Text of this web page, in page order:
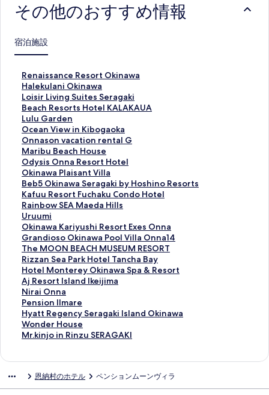
その他のおすすめ情報
宿泊施設
Renaissance Resort Okinawa
R
e
n
a
i
s
s
a
n
c
e
R
e
s
o
r
t
O
k
i
n
a
w
a
の
を
開
Halekulani Okinawa
H
a
l
e
k
u
l
a
n
i
O
k
i
n
a
w
a
の
ペ
ー
ジ
を
開
く
Loisir Living Suites Seragaki
L
o
i
s
i
r
L
i
v
i
n
g
S
u
i
t
e
s
S
e
r
a
g
の
ペ
Beach Resorts Hotel KALAKAUA
B
e
a
c
h
R
e
s
o
r
t
s
H
o
t
e
l
K
A
L
A
K
の
ペ
Lulu Garden
L
u
l
u
G
a
r
d
e
n
の
ペ
ー
ジ
を
開
く
リ
ン
ク
Ocean View in Kibogaoka
O
c
e
a
n
V
i
e
w
i
n
K
i
b
o
g
a
o
k
a
ジ
を
Onnason vacation rental G
O
n
n
a
s
o
n
v
a
c
a
t
i
o
n
r
e
n
t
の
ペ
Maribu Beach House
M
a
r
i
b
u
B
e
a
c
h
H
o
u
s
e
の
ペ
開
く
Odysis Onna Resort Hotel
O
d
y
s
i
s
O
n
n
a
R
e
s
o
r
t
H
の
Okinawa Plaisant Villa
O
k
i
n
a
w
a
P
l
a
i
s
a
n
t
V
の
Beb5 Okinawa Seragaki by Hoshino Resorts
B
e
b
5
O
k
i
n
a
w
a
S
e
r
a
b
Kafuu Resort Fuchaku Condo Hotel
K
a
f
u
u
R
e
s
o
r
t
F
u
c
C
Rainbow SEA Maeda Hills
R
a
i
n
b
o
w
S
E
A
M
a
e
l
Uruumi
U
r
u
u
m
i
の
ペ
ー
ジ
を
開
ク
Okinawa Kariyushi Resort Exes Onna
O
k
i
n
a
w
a
K
a
r
i
i
Grandioso Okinawa Pool Villa Onna14
G
r
a
n
d
i
o
s
o
O
w
The MOON BEACH MUSEUM RESORT
T
h
e
M
O
O
N
B
E
M
U
Rizzan Sea Park Hotel Tancha Bay
R
i
z
z
a
n
S
e
k
Hotel Monterey Okinawa Spa & Resort
H
o
t
e
l
M
o
e
Aj Resort Island Ikeijima
A
j
R
e
s
o
l
Nirai Onna
N
i
r
a
i
の
Pension Ilmare
P
e
n
s
l
Hyatt Regency Seragaki Island Okinawa
H
y
a
g
Wonder House
W
o
H
Mr.kinjo in Rinzu SERAGAKI
M
n
恩納村のホテル ペンションムーンヴィラ